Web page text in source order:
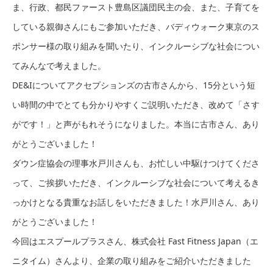
ま、行政、都民ファースト豊島区議団民主の会、また、子育てを
している親御さんにもご参加いただき、バディウォーク東京のス
ポンサー様の取り組みを聞いたり、インクルーシブな社会につい
てみんなで考えました。
DE&Iについてアクセプションズの古市さんから、15分という短
い時間の中でとても分かりやすくご説明いただき、改めて「さす
がです！」と声がもれそうになりました。本当に古市さん、あり
がとうございました！
ダウン症協会の理事水戸川さんも、お忙しい中駆けつけてくださ
って、ご挨拶いただき、インクルーシブな社会について考えるき
っかけとなる貴重なお話しをいただきました！水戸川さん、あり
がとうございました！
今回はエスプールプラスさん、株式会社 Fast Fitness Japan（エ
ニタイム）さんより、企業の取り組みをご紹介いただきました